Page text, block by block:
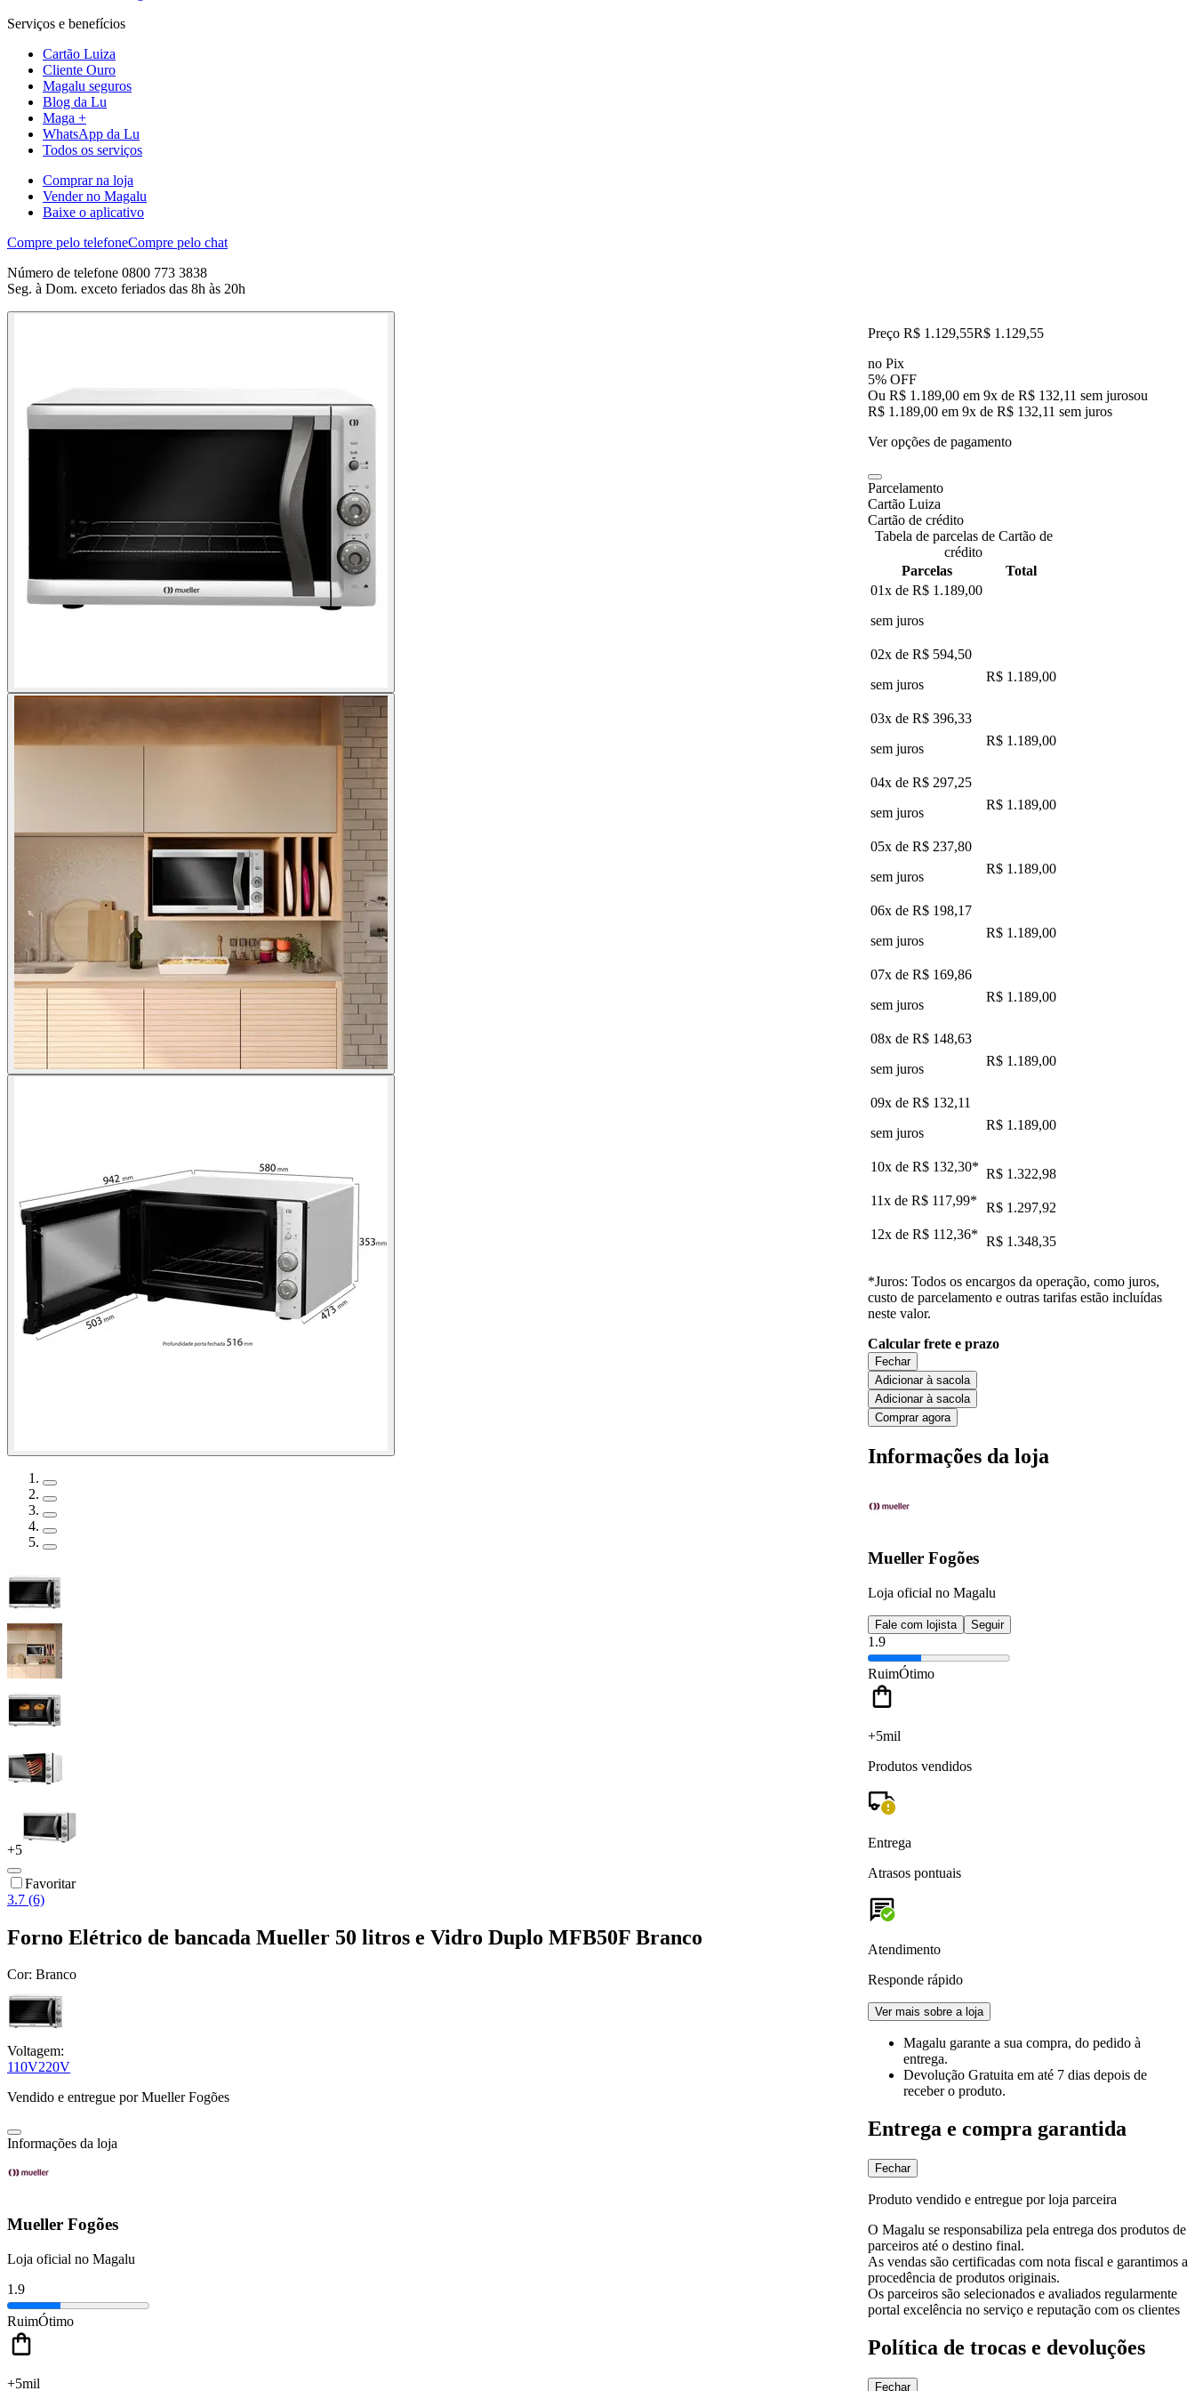
Serviços e benefícios
Cartão Luiza
Cliente Ouro
Magalu seguros
Blog da Lu
Maga +
WhatsApp da Lu
Todos os serviços
Comprar na loja
Vender no Magalu
Baixe o aplicativo
Compre pelo telefoneCompre pelo chat
Número de telefone 0800 773 3838
Seg. à Dom. exceto feriados das 8h às 20h
+5
Favoritar
3.7 (6)
Forno Elétrico de bancada Mueller 50 litros e Vidro Duplo MFB50F Branco
Cor: Branco
Voltagem:
110V220V
Vendido e entregue por Mueller Fogões
Informações da loja
Mueller Fogões
Loja oficial no Magalu
1.9
RuimÓtimo
+5mil
Preço R$ 1.129,55R$ 1.129,55
no Pix
5% OFF
Ou R$ 1.189,00 em 9x de R$ 132,11 sem jurosou
R$ 1.189,00 em 9x de R$ 132,11 sem juros
Ver opções de pagamento
Parcelamento
Cartão Luiza
Cartão de crédito
Tabela de parcelas de Cartão de
crédito
Parcelas
Total
01x de R$ 1.189,00
sem juros
02x de R$ 594,50
sem juros
R$ 1.189,00
03x de R$ 396,33
sem juros
R$ 1.189,00
04x de R$ 297,25
sem juros
R$ 1.189,00
05x de R$ 237,80
sem juros
R$ 1.189,00
06x de R$ 198,17
sem juros
R$ 1.189,00
07x de R$ 169,86
sem juros
R$ 1.189,00
08x de R$ 148,63
sem juros
R$ 1.189,00
09x de R$ 132,11
sem juros
R$ 1.189,00
10x de R$ 132,30* R$ 1.322,98
11x de R$ 117,99*
R$ 1.297,92
12x de R$ 112,36* R$ 1.348,35
*Juros: Todos os encargos da operação, como juros,
custo de parcelamento e outras tarifas estão incluídas
neste valor.
Calcular frete e prazo
Fechar
Adicionar à sacola
Adicionar à sacola
Comprar agora
Informações da loja
Mueller Fogões
Loja oficial no Magalu
Fale com lojista Seguir
1.9
RuimÓtimo
+5mil
Produtos vendidos
Entrega
Atrasos pontuais
Atendimento
Responde rápido
Ver mais sobre a loja
Magalu garante a sua compra, do pedido à
entrega.
Devolução Gratuita em até 7 dias depois de
receber o produto.
Entrega e compra garantida
Fechar
Produto vendido e entregue por loja parceira
O Magalu se responsabiliza pela entrega dos produtos de
parceiros até o destino final.
As vendas são certificadas com nota fiscal e garantimos a
procedência de produtos originais.
Os parceiros são selecionados e avaliados regularmente
portal excelência no serviço e reputação com os clientes
Política de trocas e devoluções
Fechar